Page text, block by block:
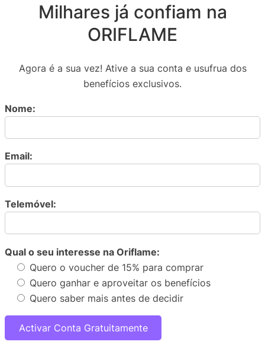
Milhares já confiam na
ORIFLAME
Agora é a sua vez! Ative a sua conta e usufrua dos
benefícios exclusivos.
Nome:
Email:
Telemóvel:
Qual o seu interesse na Oriflame:
Quero o voucher de 15% para comprar
Quero ganhar e aproveitar os benefícios
Quero saber mais antes de decidir